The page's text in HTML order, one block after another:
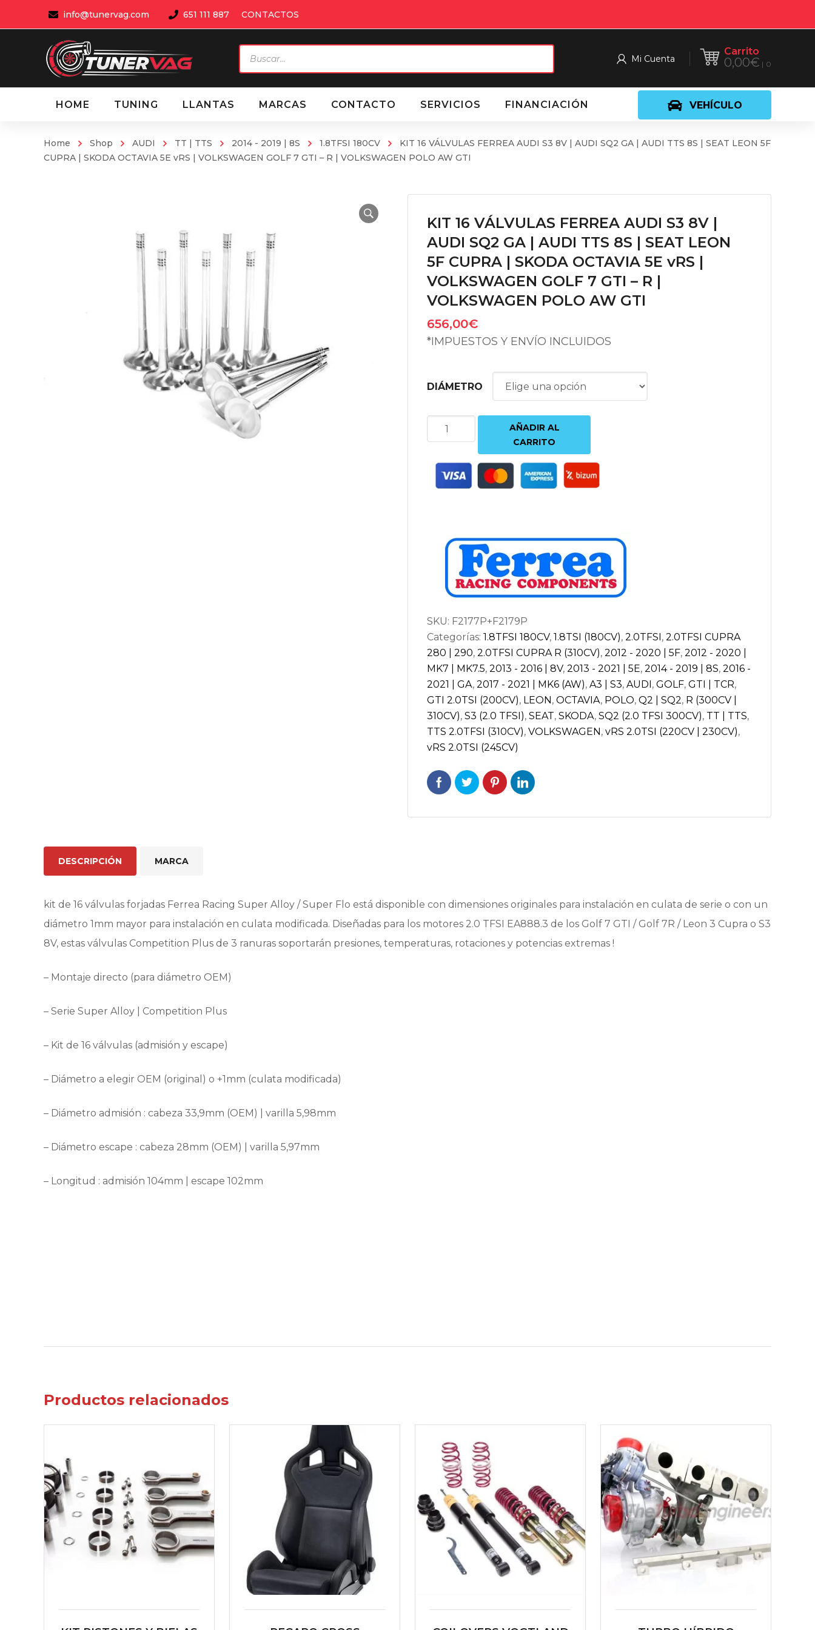
info@tunervag.com 651 111 887 CONTACTOS
Carrito
0,00€ 0
Mi Cuenta
de
productos
VEHÍCULO
HOME TUNING LLANTAS MARCAS CONTACTO SERVICIOS FINANCIACIÓN
Home Shop AUDI TT | TTS 2014 - 2019 | 8S 1.8TFSI 180CV
KIT 16 VÁLVULAS FERREA AUDI S3 8V | AUDI SQ2 GA | AUDI TTS 8S | SEAT LEON 5F
CUPRA | SKODA OCTAVIA 5E vRS | VOLKSWAGEN GOLF 7 GTI – R | VOLKSWAGEN POLO AW GTI
KIT 16 VÁLVULAS FERREA AUDI S3 8V |
AUDI SQ2 GA | AUDI TTS 8S | SEAT LEON
5F CUPRA | SKODA OCTAVIA 5E vRS |
VOLKSWAGEN GOLF 7 GTI – R |
VOLKSWAGEN POLO AW GTI
656,00€
*IMPUESTOS Y ENVÍO INCLUIDOS
DIÁMETRO
16
FERREA
AUDI
AUDI
TTS
|
SEAT
LEON
5F
CUPRA
SKODA
OCTAVIA
R
AÑADIR AL
CARRITO
SKU: F2177P+F2179P
Categorías: 1.8TFSI 180CV, 1.8TSI (180CV), 2.0TFSI, 2.0TFSI CUPRA
280 | 290, 2.0TFSI CUPRA R (310CV), 2012 - 2020 | 5F, 2012 - 2020 |
MK7 | MK7.5, 2013 - 2016 | 8V, 2013 - 2021 | 5E, 2014 - 2019 | 8S, 2016 -
2021 | GA, 2017 - 2021 | MK6 (AW), A3 | S3, AUDI, GOLF, GTI | TCR,
GTI 2.0TSI (200CV), LEON, OCTAVIA, POLO, Q2 | SQ2, R (300CV |
310CV), S3 (2.0 TFSI), SEAT, SKODA, SQ2 (2.0 TFSI 300CV), TT | TTS,
TTS 2.0TFSI (310CV), VOLKSWAGEN, vRS 2.0TSI (220CV | 230CV),
vRS 2.0TSI (245CV)
DESCRIPCIÓN MARCA
kit de 16 válvulas forjadas Ferrea Racing Super Alloy / Super Flo está disponible con dimensiones originales para instalación en culata de serie o con un
diámetro 1mm mayor para instalación en culata modificada. Diseñadas para los motores 2.0 TFSI EA888.3 de los Golf 7 GTI / Golf 7R / Leon 3 Cupra o S3
8V, estas válvulas Competition Plus de 3 ranuras soportarán presiones, temperaturas, rotaciones y potencias extremas !
– Montaje directo (para diámetro OEM)
– Serie Super Alloy | Competition Plus
– Kit de 16 válvulas (admisión y escape)
– Diámetro a elegir OEM (original) o +1mm (culata modificada)
– Diámetro admisión : cabeza 33,9mm (OEM) | varilla 5,98mm
– Diámetro escape : cabeza 28mm (OEM) | varilla 5,97mm
– Longitud : admisión 104mm | escape 102mm
Productos relacionados